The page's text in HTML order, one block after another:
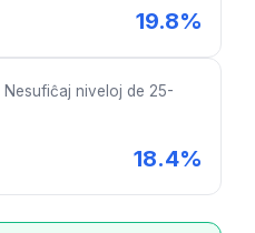
19.8%
Nesufiĉaj niveloj de 25-
18.4%